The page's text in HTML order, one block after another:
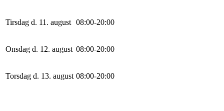
Tirsdag d. 11. august 08:00-20:00
Onsdag d. 12. august 08:00-20:00
Torsdag d. 13. august 08:00-20:00